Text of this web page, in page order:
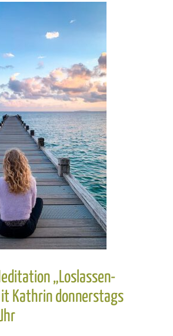
„Loslassen-
Kathrin donnerstags